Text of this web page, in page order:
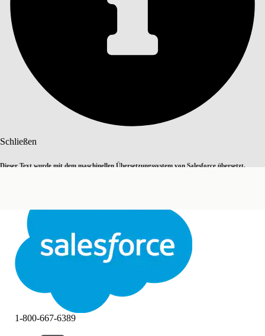
Schließen
Dieser Text wurde mit dem maschinellen Übersetzungssystem von Salesforce übersetzt.
Schließen
1-800-667-6389